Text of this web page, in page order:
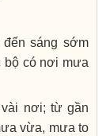
sáng sớm
bộ có nơi mưa
nơi; từ gần
vừa, mưa to